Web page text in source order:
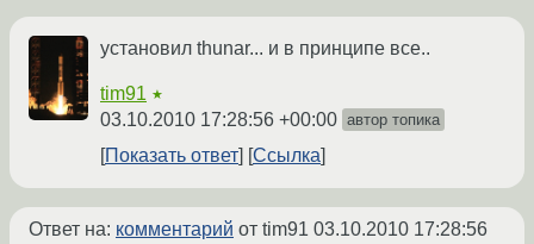
установил thunar... и в принципе все..
tim91 ★
03.10.2010 17:28:56 +00:00 автор топика
Показать ответ Ссылка
Ответ на: комментарий от tim91 03.10.2010 17:28:56